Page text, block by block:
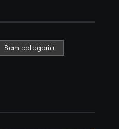
Sem categoria